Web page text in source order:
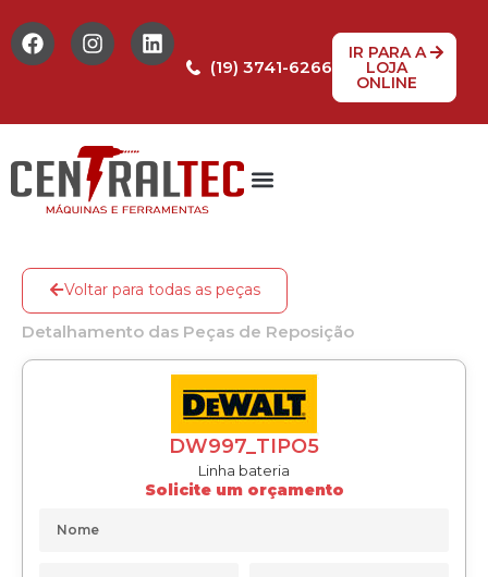
(19) 3741-6266
IR PARA A
LOJA
ONLINE
Voltar para todas as peças
Detalhamento das Peças de Reposição
DW997_TIPO5
Linha bateria
Solicite um orçamento